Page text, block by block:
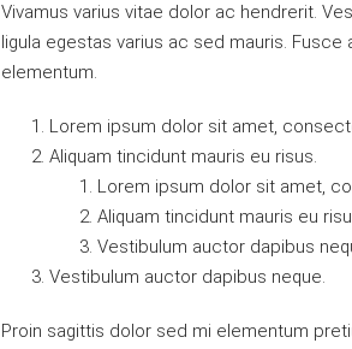
Vivamus varius vitae dolor ac hendrerit.
ligula egestas varius ac sed mauris.
elementum.
Lorem ipsum dolor sit amet,
Aliquam tincidunt mauris eu risus.
Lorem ipsum dolor sit amet,
Aliquam tincidunt mauris eu
Vestibulum auctor dapibus
Vestibulum auctor dapibus neque.
Proin sagittis dolor sed mi elementum